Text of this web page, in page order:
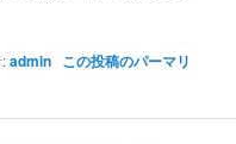
:admin この投稿のパーマリ